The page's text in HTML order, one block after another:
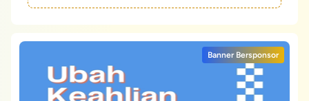
Banner Bersponsor